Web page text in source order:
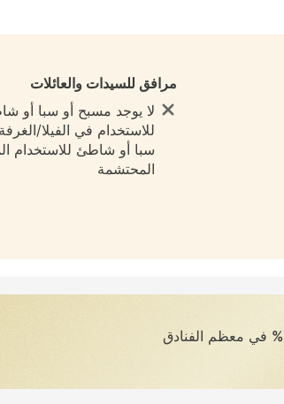
مرافق للسيدات والعائلات
لا يوجد مسبح أو سبا أو
للاستخدام في الفيلا/
سبا أو شاطئ للاستخدام
المحتشمة
في معظم الفنادق